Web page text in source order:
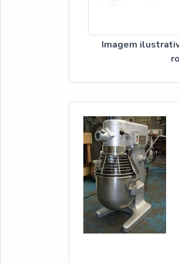
Imagem